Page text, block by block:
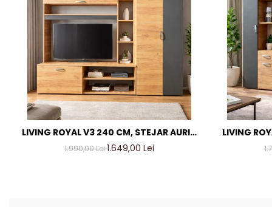
LIVING ROYAL V3 240 CM, STEJAR AURIU
& GRI ANTRACIT – MOBILIER LIVING
1.990,00 Lei1.649,00 Lei
LIVING
& GRI